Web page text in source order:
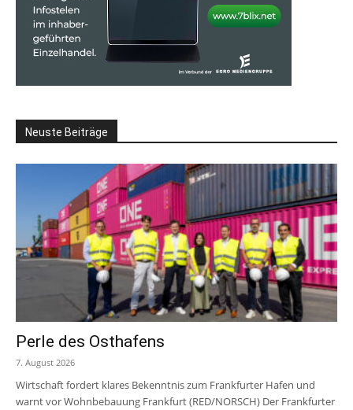
Neuste Beiträge
Perle des Osthafens
7. August 2026
Wirtschaft fordert klares Bekenntnis zum Frankfurter Hafen und
warnt vor Wohnbebauung Frankfurt (RED/NORSCH) Der Frankfurter